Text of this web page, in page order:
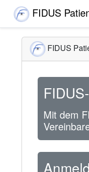
FIDUS
FIDUS
Mit dem